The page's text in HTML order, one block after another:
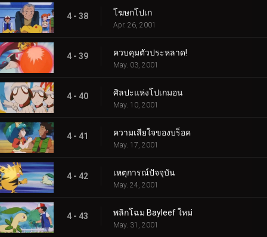
4 - 38 โฆษกโปเก
Apr. 26, 2001
4 - 39 ควบคุมตัวประหลาด!
May. 03, 2001
4 - 40 ศิลปะแห่งโปเกมอน
May. 10, 2001
4 - 41 ความเสียใจของบร็อค
May. 17, 2001
4 - 42 เหตุการณ์ปัจจุบัน
May. 24, 2001
4 - 43 พลิกโฉม Bayleef ใหม่
May. 31, 2001